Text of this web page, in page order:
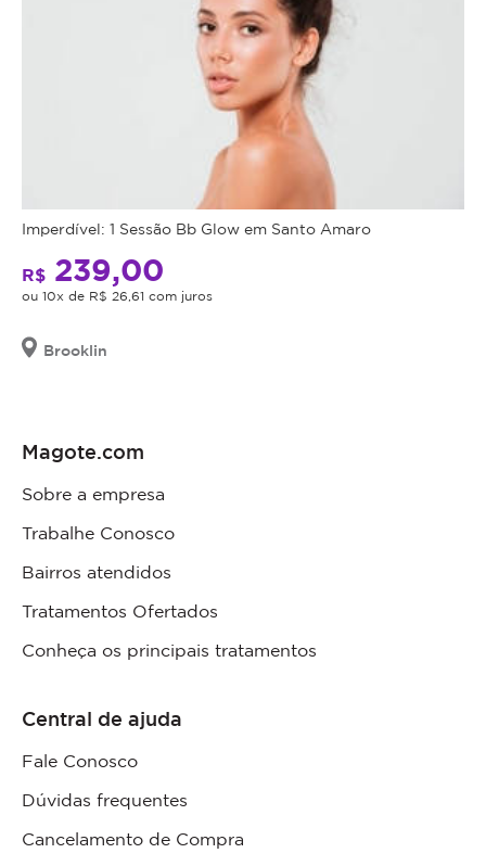
Imperdível: 1 Sessão Bb Glow em Santo Amaro
R$ 239,00
ou 10x de R$ 26,61 com juros
Brooklin
Magote.com
Sobre a empresa
Trabalhe Conosco
Bairros atendidos
Tratamentos Ofertados
Conheça os principais tratamentos
Central de ajuda
Fale Conosco
Dúvidas frequentes
Cancelamento de Compra